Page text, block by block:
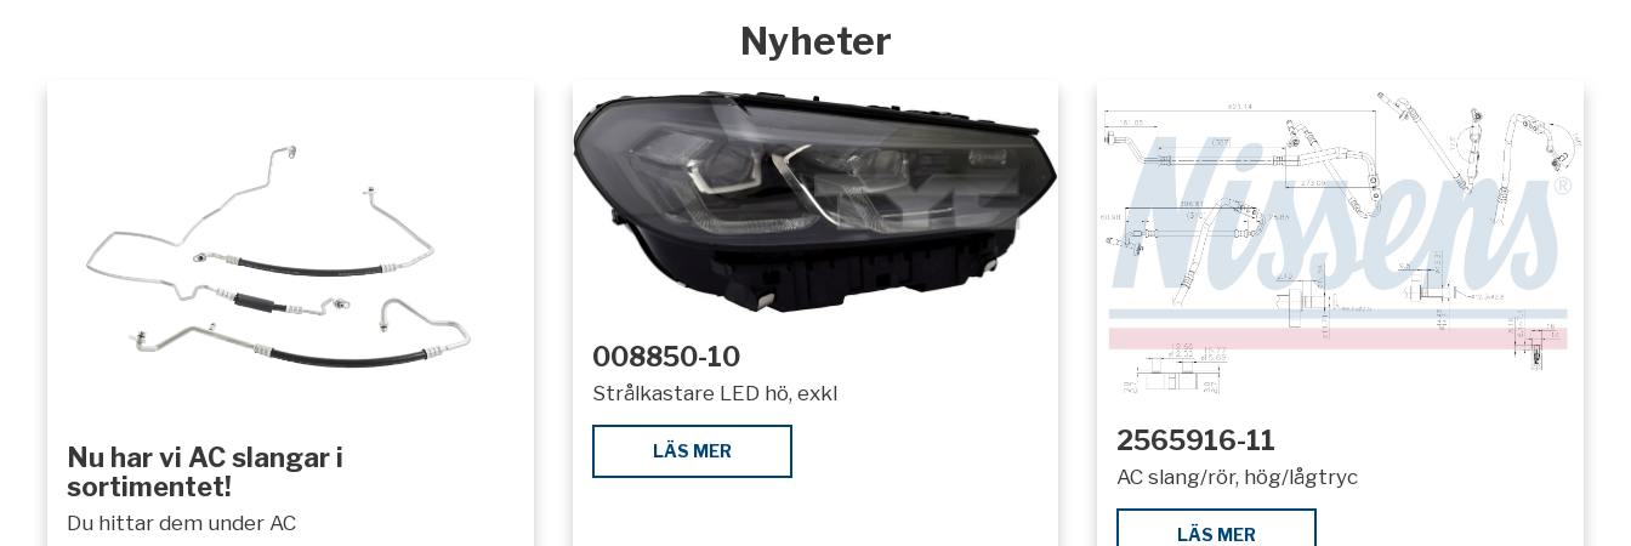
Nyheter
Nu har vi AC slangar i
sortimentet!
Du hittar dem under AC
008850-10
Strålkastare LED hö, exkl
LÄS MER 2565916-11
AC slang/rör, hög/lågtryc
LÄS MER